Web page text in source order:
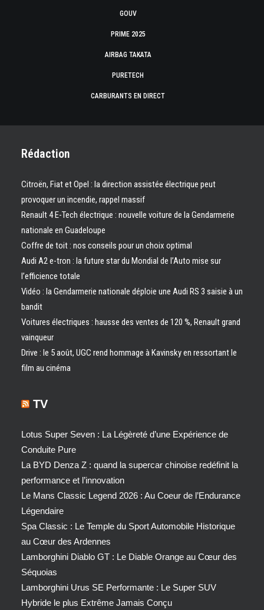
GOUV
PRIME 2025
AIRBAG TAKATA
PURETECH
CARBURANTS EN DIRECT
Rédaction
Citroën, Fiat et Opel : la direction assistée électrique peut
provoquer un incendie, rappel massif
Renault 4 E-Tech électrique : nouvelle voiture de la Gendarmerie
nationale en Guadeloupe
Coffre de toit : nos conseils pour un choix optimal
Audi A2 e-tron : la future star du Mondial de l’Auto mise sur
l’efficience totale
Vidéo : la Gendarmerie nationale déploie une Audi RS 3 saisie à un
bandit
Voitures électriques : hausse des ventes de 120 %, Renault grand
vainqueur
Drive : le 5 août, UGC rend hommage à Kavinsky en ressortant le
film au cinéma
TV
Lotus Super Seven : La Légèreté d’une Expérience de
Conduite Pure
La BYD Denza Z : quand la supercar chinoise redéfinit la
performance et l’innovation
Le Mans Classic Legend 2026 : Au Coeur de l’Endurance
Légendaire
Spa Classic : Le Temple du Sport Automobile Historique
au Cœur des Ardennes
Lamborghini Diablo GT : Le Diable Orange au Cœur des
Séquoias
Lamborghini Urus SE Performante : Le Super SUV
Hybride le plus Extrême Jamais Conçu